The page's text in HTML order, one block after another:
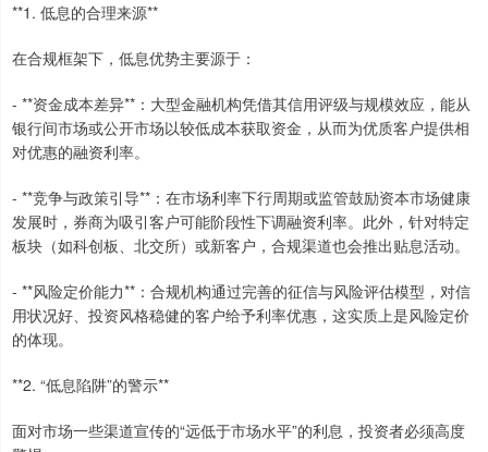
**1. 低息的合理来源**
在合规框架下，低息优势主要源于：
- **资金成本差异**：大型金融机构凭借其信用评级与规模效应，能从
银行间市场或公开市场以较低成本获取资金，从而为优质客户提供相
对优惠的融资利率。
- **竞争与政策引导**：在市场利率下行周期或监管鼓励资本市场健康
发展时，券商为吸引客户可能阶段性下调融资利率。此外，针对特定
板块（如科创板、北交所）或新客户，合规渠道也会推出贴息活动。
- **风险定价能力**：合规机构通过完善的征信与风险评估模型，对信
用状况好、投资风格稳健的客户给予利率优惠，这实质上是风险定价
的体现。
**2. “低息陷阱”的警示**
面对市场一些渠道宣传的“远低于市场水平”的利息，投资者必须高度